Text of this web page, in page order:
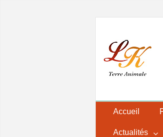
content
Accueil
Actualités